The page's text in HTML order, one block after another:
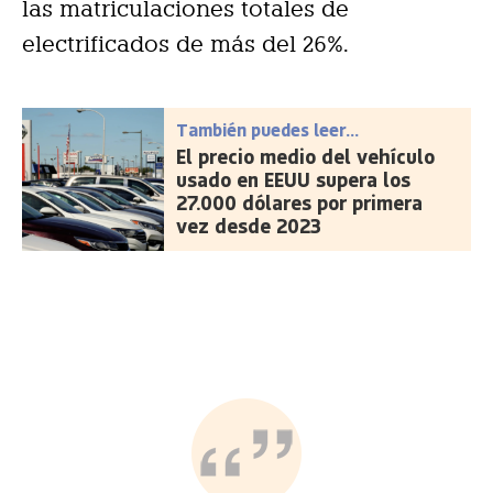
las matriculaciones totales de
electrificados de más del 26%.
También puedes leer...
El precio medio del vehículo
usado en EEUU supera los
27.000 dólares por primera
vez desde 2023